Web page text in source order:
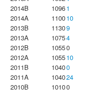
2014B
10961
2014A
110010
2013B
11309
2013A
10754
2012B
10550
2012A
105510
2011B
10400
2011A
104024
2010B
10100